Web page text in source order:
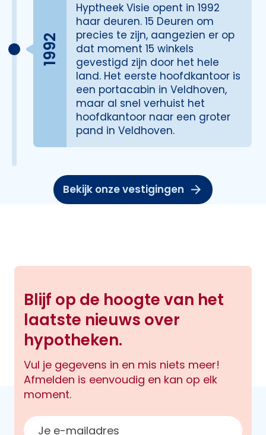
Hyptheek Visie opent in 1992
haar deuren. 15 Deuren om
precies te zijn, aangezien er op
dat moment 15 winkels
gevestigd zijn door het hele
land. Het eerste hoofdkantoor is
een portacabin in Veldhoven,
maar al snel verhuist het
hoofdkantoor naar een groter
pand in Veldhoven.
1992
Bekijk onze vestigingen
Blijf op de hoogte van het
laatste nieuws over
hypotheken.
Vul je gegevens in en mis niets meer!
Afmelden is eenvoudig en kan op elk
moment.
E-mailadres